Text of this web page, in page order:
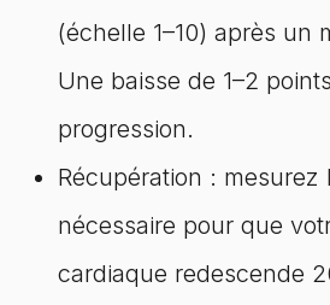
(échelle 1–10) après un
Une baisse de 1–2
progression.
Récupération : mesurez
nécessaire pour que
cardiaque redescende